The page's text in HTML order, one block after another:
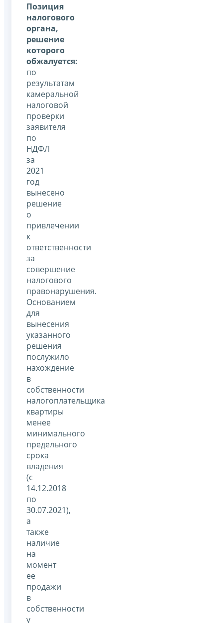
Позиция
налогового
органа,
решение
которого
обжалуется:
по
результатам
камеральной
налоговой
проверки
заявителя
по
НДФЛ
за
2021
год
вынесено
решение
о
привлечении
к
ответственности
за
совершение
налогового
правонарушения.
Основанием
для
вынесения
указанного
решения
послужило
нахождение
в
собственности
налогоплательщика
квартиры
менее
минимального
предельного
срока
владения
(с
14.12.2018
по
30.07.2021),
а
также
наличие
на
момент
ее
продажи
в
собственности
у